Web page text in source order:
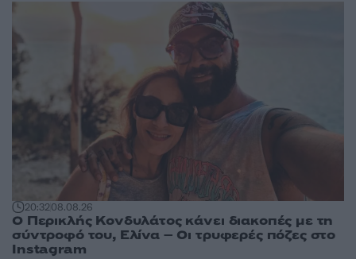
20:3208.08.26
Ο Περικλής Κονδυλάτος κάνει διακοπές με τη
σύντροφό του, Ελίνα – Οι τρυφερές πόζες στο
Instagram